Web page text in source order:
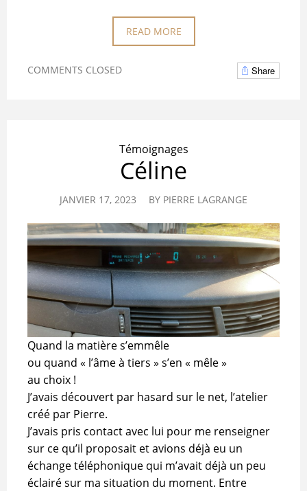
READ MORE
COMMENTS CLOSED Share
Témoignages
Céline
JANVIER 17, 2023 BY PIERRE LAGRANGE
Quand la matière s’emmêle
ou quand « l’âme à tiers » s’en « mêle »
au choix !
J’avais découvert par hasard sur le net, l’atelier
créé par Pierre.
J’avais pris contact avec lui pour me renseigner
sur ce qu’il proposait et avions déjà eu un
échange téléphonique qui m’avait déjà un peu
éclairé sur ma situation du moment. Entre